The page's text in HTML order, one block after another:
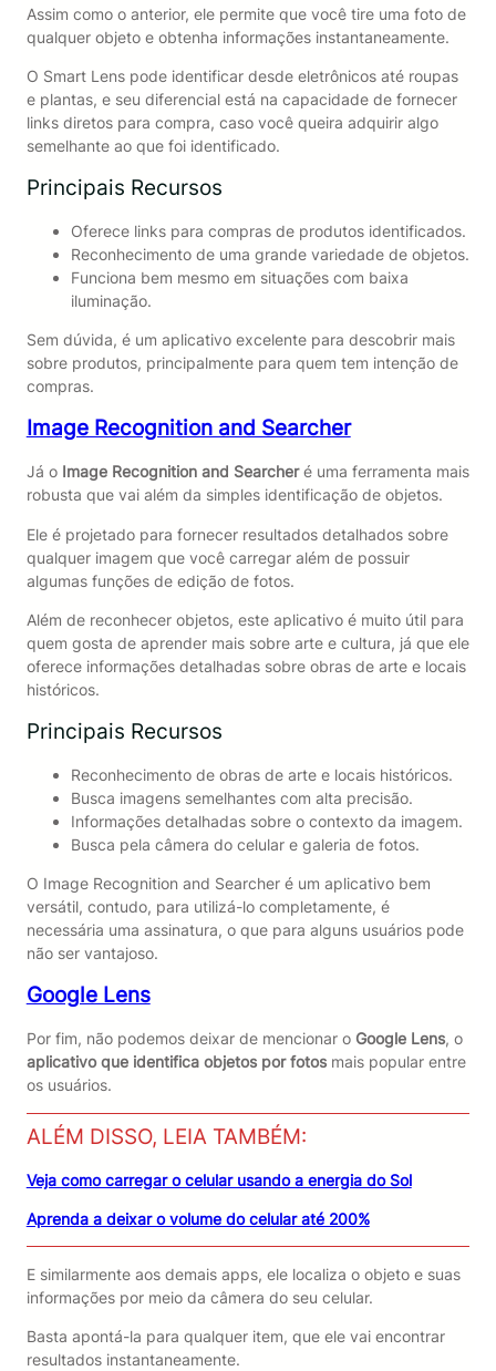
Assim como o anterior, ele permite que você tire uma foto de
qualquer objeto e obtenha informações instantaneamente.
O Smart Lens pode identificar desde eletrônicos até roupas
e plantas, e seu diferencial está na capacidade de fornecer
links diretos para compra, caso você queira adquirir algo
semelhante ao que foi identificado.
Principais Recursos
Oferece links para compras de produtos identificados.
Reconhecimento de uma grande variedade de objetos.
Funciona bem mesmo em situações com baixa
iluminação.
Sem dúvida, é um aplicativo excelente para descobrir mais
sobre produtos, principalmente para quem tem intenção de
compras.
Image Recognition and Searcher
Já o Image Recognition and Searcheré uma ferramenta mais
robusta que vai além da simples identificação de objetos.
Ele é projetado para fornecer resultados detalhados sobre
qualquer imagem que você carregar além de possuir
algumas funções de edição de fotos.
Além de reconhecer objetos, este aplicativo é muito útil para
quem gosta de aprender mais sobre arte e cultura, já que ele
oferece informações detalhadas sobre obras de arte e locais
históricos.
Principais Recursos
Reconhecimento de obras de arte e locais históricos.
Busca imagens semelhantes com alta precisão.
Informações detalhadas sobre o contexto da imagem.
Busca pela câmera do celular e galeria de fotos.
O Image Recognition and Searcher é um aplicativo bem
versátil, contudo, para utilizá-lo completamente, é
necessária uma assinatura, o que para alguns usuários pode
não ser vantajoso.
Google Lens
Por fim, não podemos deixar de mencionar o Google Lens, o
aplicativo que identifica objetos por fotosmais popular entre
os usuários.
ALÉM DISSO, LEIA TAMBÉM:
Veja como carregar o celular usando a energia do Sol
Aprenda a deixar o volume do celular até 200%
E similarmente aos demais apps, ele localiza o objeto e suas
informações por meio da câmera do seu celular.
Basta apontá-la para qualquer item, que ele vai encontrar
resultados instantaneamente.